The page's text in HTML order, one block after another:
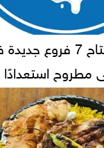
"بلبن" تعلن افتتاح 7
استعدادًا